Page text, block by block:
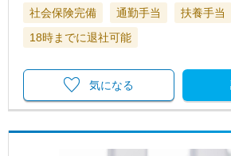
社会保険完備 通勤手当
扶養手当
18時までに退社可能
気になる